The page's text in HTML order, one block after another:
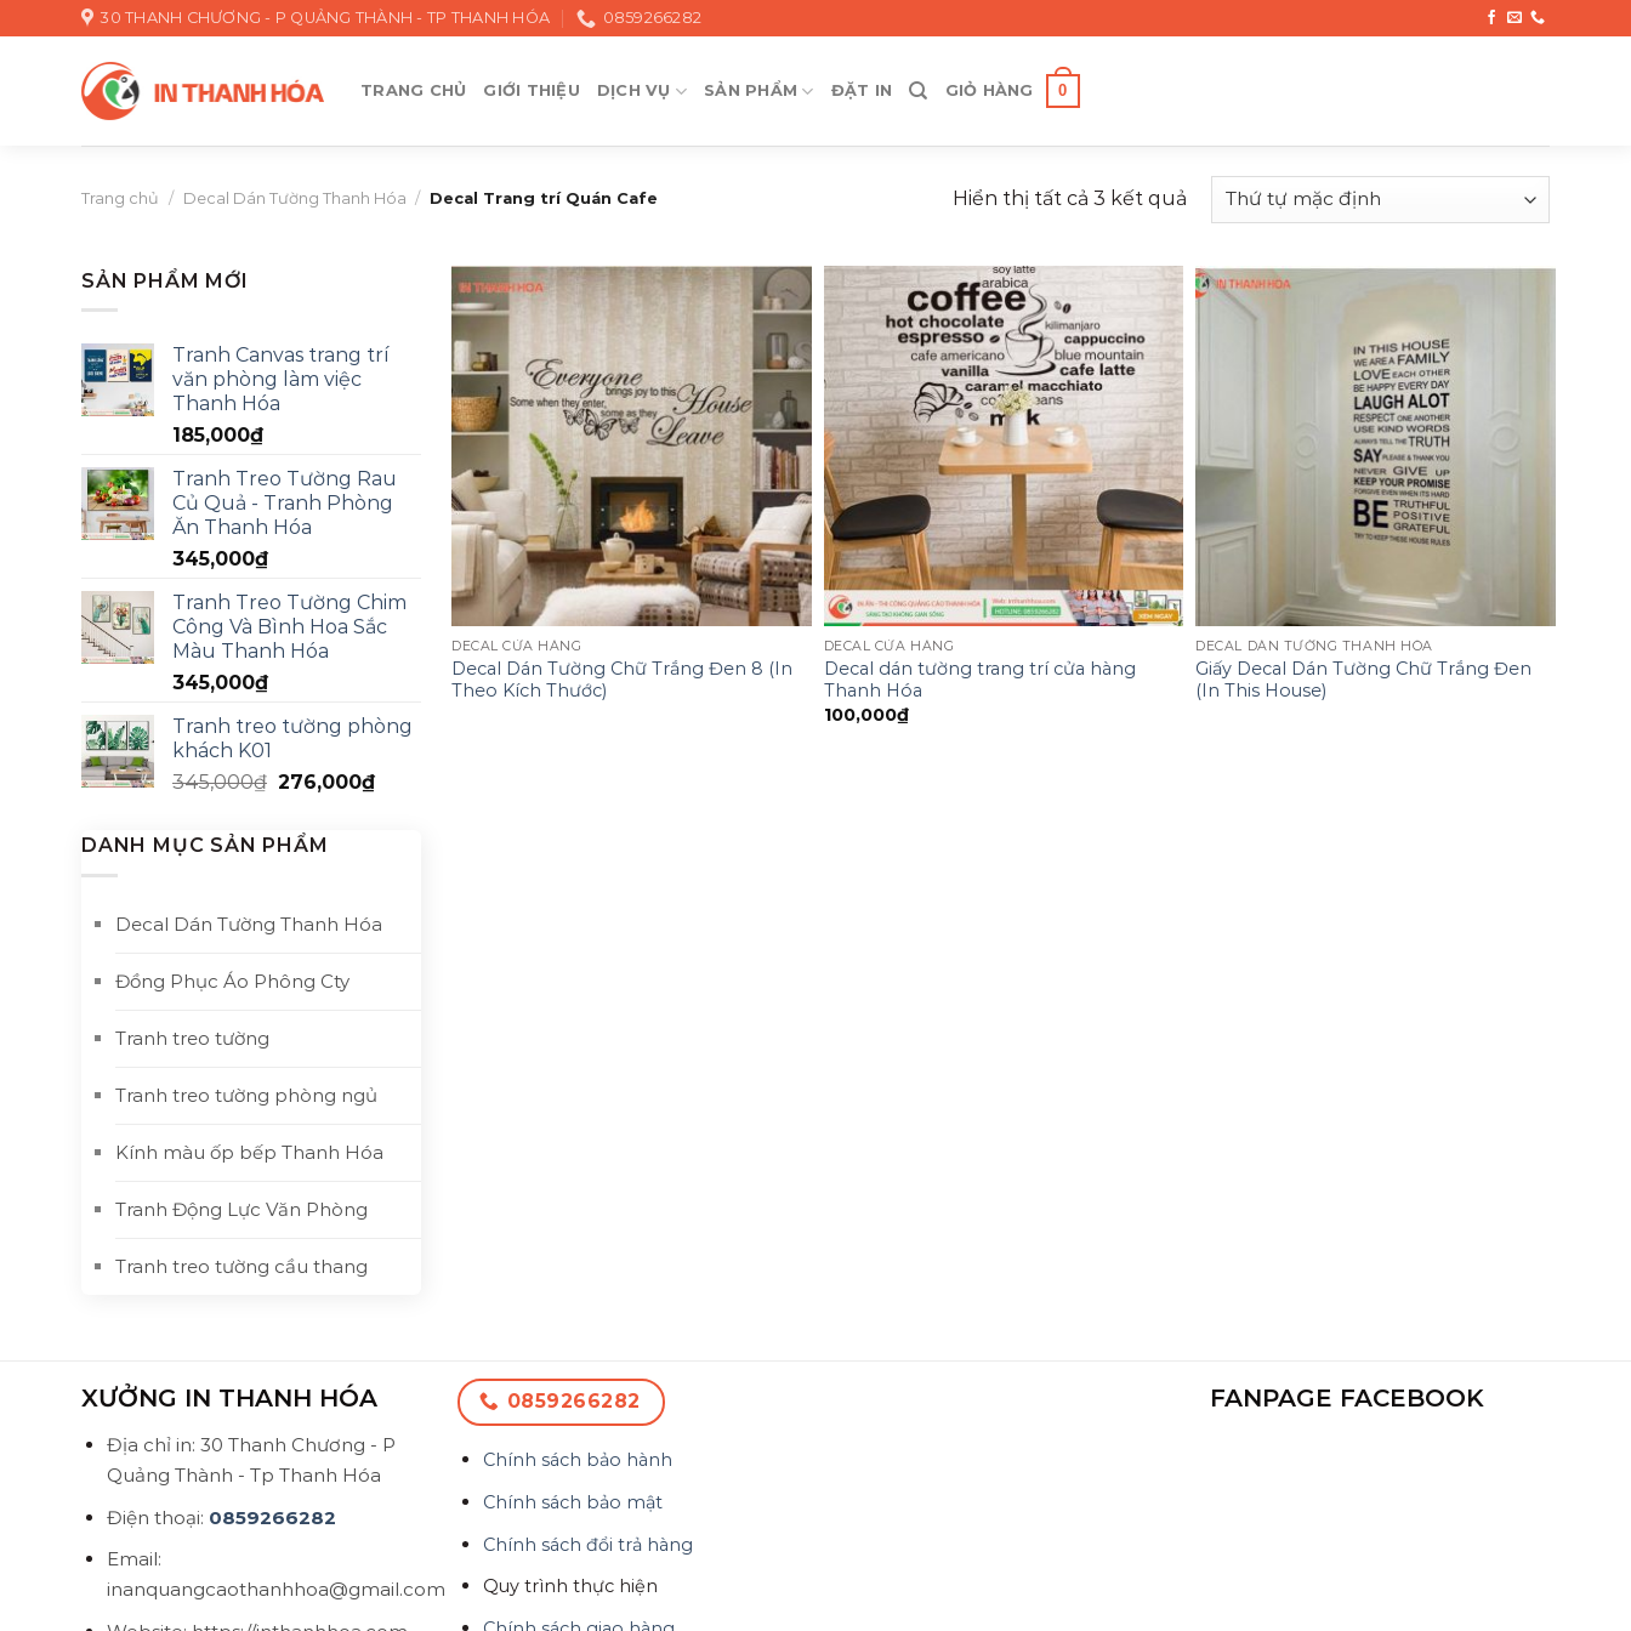
to
30 THANH CHƯƠNG - P QUẢNG THÀNH - TP THANH HÓA 0859266282
TRANG CHỦ GIỚI THIỆU DỊCH VỤ SẢN PHẨM ĐẶT IN GIỎ HÀNG 0
Trang chủ / Decal Dán Tường Thanh Hóa / Decal Trang trí Quán Cafe Hiển thị tất cả 3 kết quả
SẢN PHẨM MỚI
Tranh Canvas trang trí
văn phòng làm việc
Thanh Hóa
185,000₫
Tranh Treo Tường Rau
Củ Quả - Tranh Phòng
Ăn Thanh Hóa
345,000₫
Tranh Treo Tường Chim
Công Và Bình Hoa Sắc
Màu Thanh Hóa
345,000₫
Tranh treo tường phòng
khách K01
345,000₫ 276,000₫
DANH MỤC SẢN PHẨM
Decal Dán Tường Thanh Hóa
Đồng Phục Áo Phông Cty
Tranh treo tường
Tranh treo tường phòng ngủ
Kính màu ốp bếp Thanh Hóa
Tranh Động Lực Văn Phòng
Tranh treo tường cầu thang
DECAL CỬA HÀNG
Decal Dán Tường Chữ Trắng Đen 8 (In
Theo Kích Thước)
DECAL CỬA HÀNG
Decal dán tường trang trí cửa hàng
Thanh Hóa
100,000₫
DECAL DÁN TƯỜNG THANH HÓA
Giấy Decal Dán Tường Chữ Trắng Đen
(In This House)
XƯỞNG IN THANH HÓA
Địa chỉ in: 30 Thanh Chương - P
Quảng Thành - Tp Thanh Hóa
Điện thoại: 0859266282
Email:
inanquangcaothanhhoa@gmail.com
0859266282
Chính sách bảo hành
Chính sách bảo mật
Chính sách đổi trả hàng
Quy trình thực hiện
FANPAGE FACEBOOK